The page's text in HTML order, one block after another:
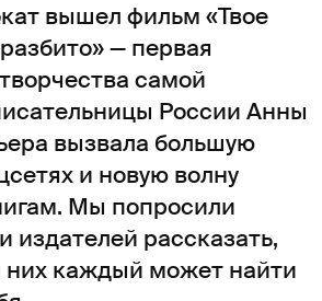
вышел фильм «Твое
— первая
самой
России Анны
вызвала большую
и новую волну
Мы попросили
издателей рассказать,
них каждый может найти